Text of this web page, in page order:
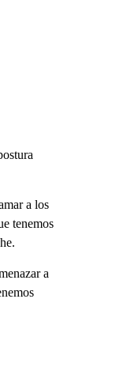
a los
tenemos
a